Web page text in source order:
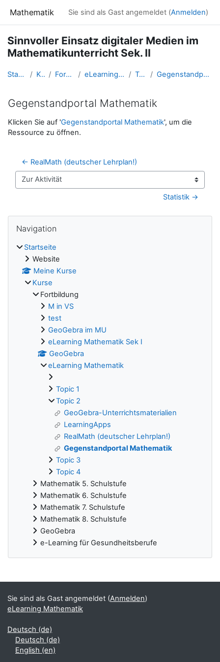
Mathematik Sie sind als Gast angemeldet (Anmelden)
Sinnvoller Einsatz digitaler Medien im
Mathematikunterricht Sek. II
Startseite Kurse Fortbildung eLearning Mathematik Topic 2 Gegenstandportal Mathematik
Gegenstandportal Mathematik
Abschlussbedingungen
Klicken Sie auf 'Gegenstandportal Mathematik', um die
Ressource zu öffnen.
← RealMath (deutscher Lehrplan!)
Zur Aktivität
Statistik →
Blöcke
Navigation
Startseite
Website
Meine Kurse
Kurse
Fortbildung
M in VS
test
GeoGebra im MU
eLearning Mathematik Sek I
GeoGebra
eLearning Mathematik
Topic 1
Topic 2
GeoGebra-Unterrichtsmaterialien
LearningApps
RealMath (deutscher Lehrplan!)
Gegenstandportal Mathematik
Topic 3
Topic 4
Mathematik 5. Schulstufe
Mathematik 6. Schulstufe
Mathematik 7. Schulstufe
Mathematik 8. Schulstufe
GeoGebra
e-Learning für Gesundheitsberufe
Ergänzungsblöcke
Sie sind als Gast angemeldet (Anmelden)
eLearning Mathematik
Deutsch ‎(de)‎
Deutsch ‎(de)‎
English ‎(en)‎